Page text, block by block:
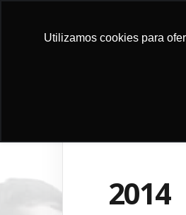
Utilizamos cookies para
2014